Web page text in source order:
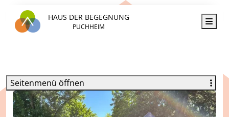
HAUS DER BEGEGNUNG
PUCHHEIM
Seitenmenü öffnen